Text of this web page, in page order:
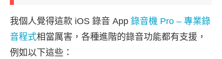
我個人覺得這款 iOS 錄音 App 錄音機 Pro – 專業錄
音程式相當厲害，各種進階的錄音功能都有支援，
例如以下這些：